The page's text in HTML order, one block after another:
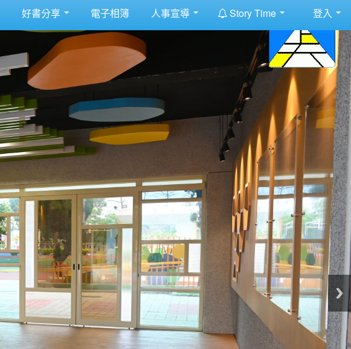
好書分享 電子相簿 人事宣導 Story Time 登入